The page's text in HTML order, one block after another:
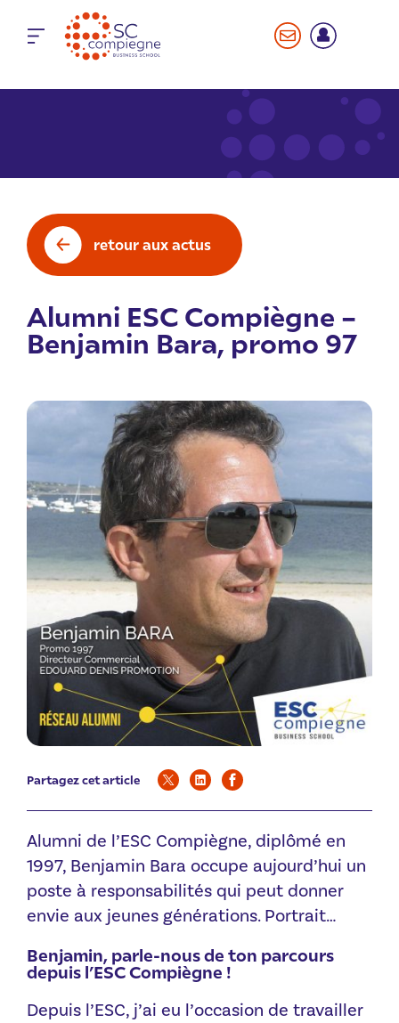
retour aux actus
Alumni ESC Compiègne –
Benjamin Bara, promo 97
Partagez cet article
Alumni de l’ESC Compiègne, diplômé en
1997, Benjamin Bara occupe aujourd’hui un
poste à responsabilités qui peut donner
envie aux jeunes générations. Portrait…
Benjamin, parle-nous de ton parcours
depuis l’ESC Compiègne !
Depuis l’ESC, j’ai eu l’occasion de travailler